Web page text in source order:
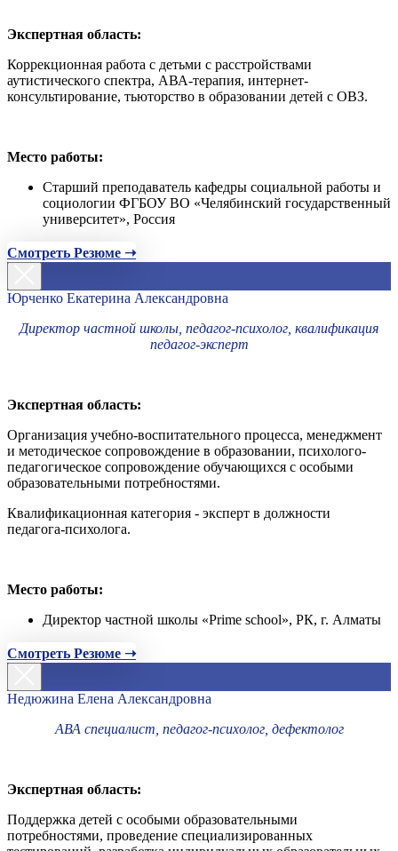
Экспертная область:
Коррекционная работа с детьми с расстройствами
аутистического спектра, АВА-терапия, интернет-
консультирование, тьюторство в образовании детей с ОВЗ.
Место работы:
Старший преподаватель кафедры социальной работы и
социологии ФГБОУ ВО «Челябинский государственный
университет», Россия
Смотреть Резюме ➝
Юрченко Екатерина Александровна
Директор частной школы, педагог-психолог, квалификация
педагог-эксперт
Экспертная область:
Организация учебно-воспитательного процесса, менеджмент
и методическое сопровождение в образовании, психолого-
педагогическое сопровождение обучающихся с особыми
образовательными потребностями.
Квалификационная категория - эксперт в должности
педагога-психолога.
Место работы:
Директор частной школы «Prime school», РК, г. Алматы
Смотреть Резюме ➝
Недюжина Елена Александровна
АВА специалист, педагог-психолог, дефектолог
Экспертная область:
Поддержка детей с особыми образовательными
потребностями, проведение специализированных